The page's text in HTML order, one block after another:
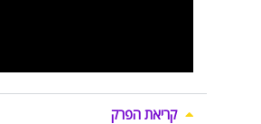
קריאת הפרק